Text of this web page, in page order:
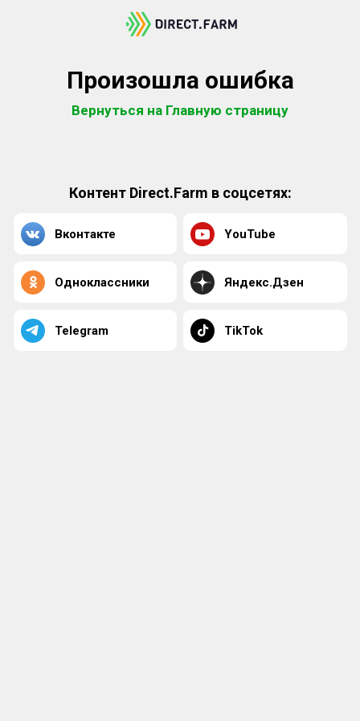
Произошла ошибка
Вернуться на Главную страницу
Контент Direct.Farm в соцсетях:
Вконтакте YouTube
Одноклассники Яндекс.Дзен
Telegram TikTok